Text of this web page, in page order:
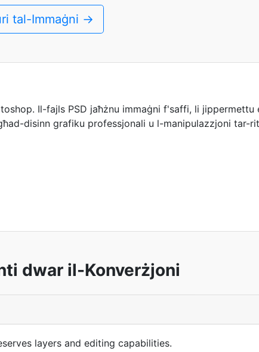
tal-Immaġni →
Il-fajls PSD jaħżnu immaġni f'saffi, li jippermettu
disinn grafiku professjonali u l-manipulazzjoni tar-
dwar il-Konverżjoni
layers and editing capabilities.